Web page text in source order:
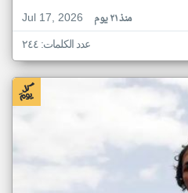
Jul 17, 2026
منذ ٢١ يوم
عدد الكلمات: ٢٤٤